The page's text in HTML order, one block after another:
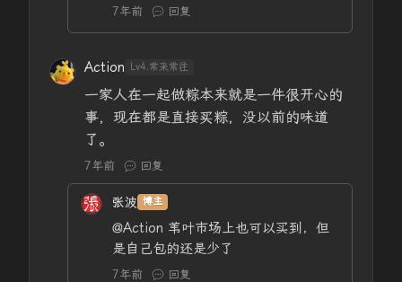
7年前 回复
Action Lv4.常来常往
一家人在一起做粽本来就是一件很开心的
事，现在都是直接买粽，没以前的味道
了。
7年前 回复
张波 博主
@Action 苇叶市场上也可以买到，但
是自己包的还是少了
7年前 回复